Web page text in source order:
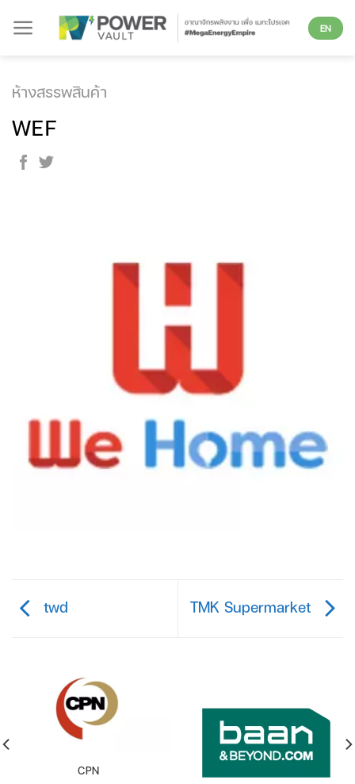
EN
ห้างสรรพสินค้า
WEF
twd TMK Supermarket
CPN